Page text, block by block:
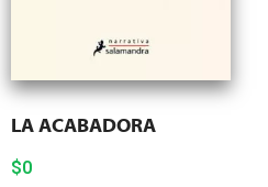
LA ACABADORA
$0